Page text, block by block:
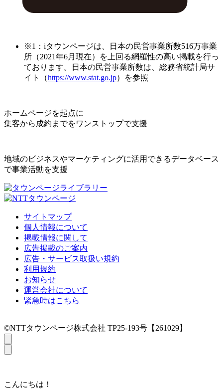
※1：iタウンページは、日本の民営事業所数516万事業
所（2021年6月現在）を上回る網羅性の高い掲載を行っ
ております。日本の民営事業所数は、総務省統計局サ
イト（https://www.stat.go.jp）を参照
ホームページを起点に
集客から成約までをワンストップで支援
地域のビジネスやマーケティングに活用できるデータベース
で事業活動を支援
サイトマップ
個人情報について
掲載情報に関して
広告掲載のご案内
広告・サービス取扱い規約
利用規約
お知らせ
運営会社について
緊急時はこちら
©NTTタウンページ株式会社 TP25-193号【261029】
こんにちは！